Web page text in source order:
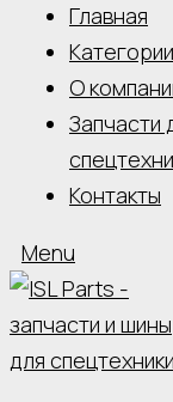
Главная
Категории
О
Запчасти
Контакты
Menu